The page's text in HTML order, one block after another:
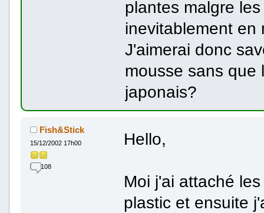
plantes malgre
inevitablement en
J'aimerai donc
mousse sans que
japonais?
Fish&Stick
15/12/2002 17h00
108
Hello,
Moi j'ai attaché
plastic et ensuite